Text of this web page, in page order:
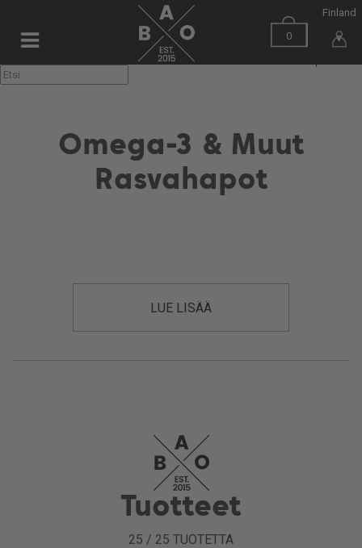
0
Finland
▼
Omega-3 & Muut
Rasvahapot
LUE LISÄÄ
Tuotteet
25 / 25 TUOTETTA